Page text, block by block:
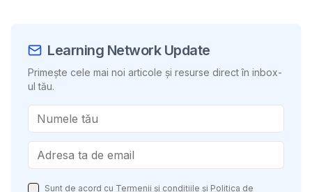
Learning Network Update
Primește cele mai noi articole și resurse direct în inbox-
ul tău.
Sunt de acord cu Termenii și condițiile și Politica de